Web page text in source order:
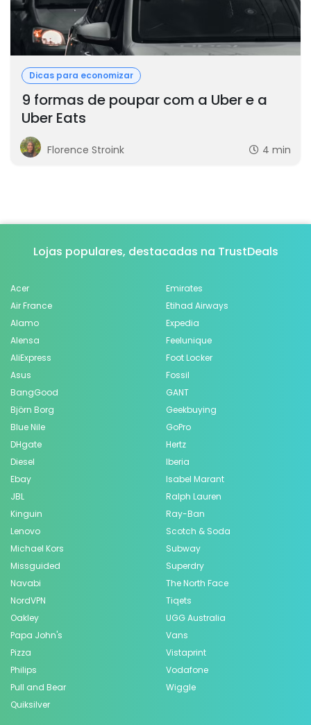
Dicas para economizar
9 formas de poupar com a Uber e a
Uber Eats
Florence Stroink 4 min
Lojas populares, destacadas na TrustDeals
Acer
Air France
Alamo
Alensa
AliExpress
Asus
BangGood
Björn Borg
Blue Nile
DHgate
Diesel
Ebay
Emirates
Etihad Airways
Expedia
Feelunique
Foot Locker
Fossil
GANT
Geekbuying
GoPro
Hertz
Iberia
Isabel Marant
JBL
Kinguin
Lenovo
Michael Kors
Missguided
Navabi
NordVPN
Oakley
Papa John's
Pizza
Philips
Pull and Bear
Quiksilver
Ralph Lauren
Ray-Ban
Scotch & Soda
Subway
Superdry
The North Face
Tiqets
UGG Australia
Vans
Vistaprint
Vodafone
Wiggle